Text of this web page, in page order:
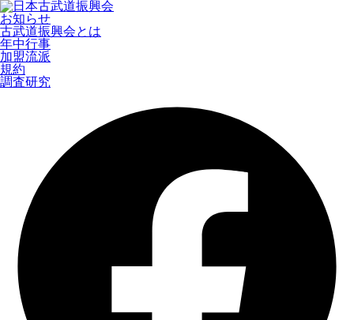
お知らせ
古武道振興会とは
年中行事
加盟流派
規約
調査研究